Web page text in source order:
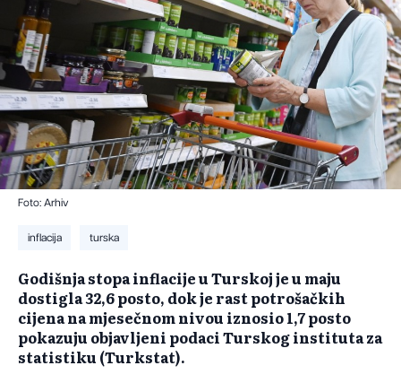
Foto: Arhiv
inflacija turska
Godišnja stopa inflacije u Turskoj je u maju
dostigla 32,6 posto, dok je rast potrošačkih
cijena na mjesečnom nivou iznosio 1,7 posto
pokazuju objavljeni podaci Turskog instituta za
statistiku (Turkstat).